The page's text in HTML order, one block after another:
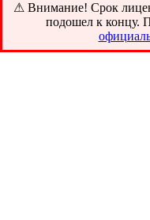
⚠ Внимание! ️Срок
подошел к концу.